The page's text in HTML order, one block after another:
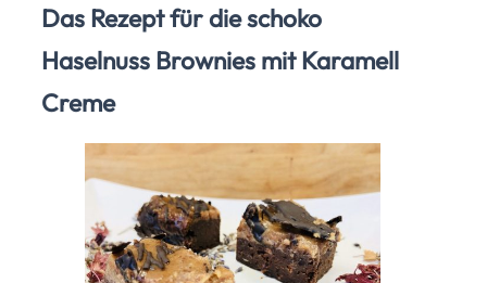
Das Rezept für die schoko
Haselnuss Brownies mit Karamell
Creme